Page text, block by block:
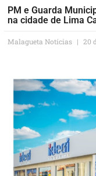
PM e Guarda
na cidade de Lima
Malagueta Notícias 20